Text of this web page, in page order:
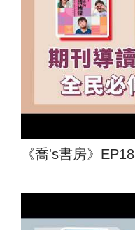
《喬's書房》